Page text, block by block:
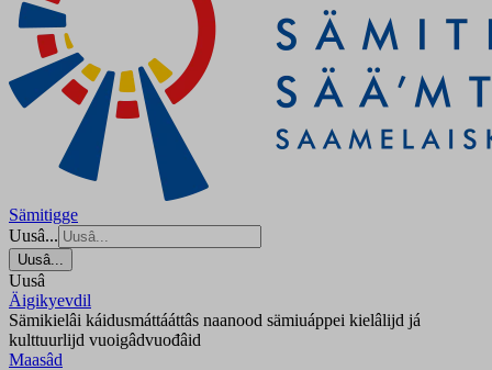
Sämitigge
Uusâ...
Uusâ...
Uusâ
Äigikyevdil
Sämikielâi káidusmáttááttâs naanood sämiuáppei kielâlijd já
kulttuurlijd vuoigâdvuođâid
Maasâd